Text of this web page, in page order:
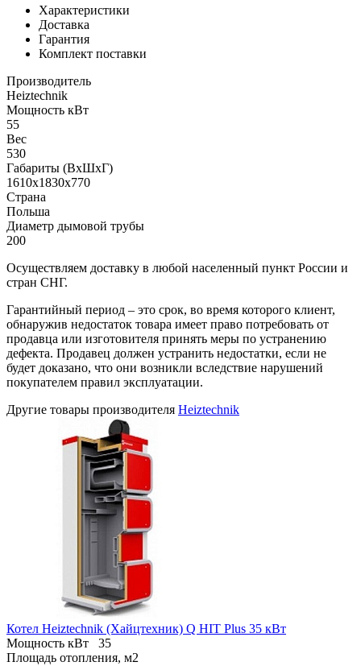
Характеристики
Доставка
Гарантия
Комплект поставки
Производитель
Heiztechnik
Мощность кВт
55
Вес
530
Габариты (ВхШхГ)
1610х1830х770
Страна
Польша
Диаметр дымовой трубы
200
Осуществляем доставку в любой населенный пункт России и
стран СНГ.
Гарантийный период – это срок, во время которого клиент,
обнаружив недостаток товара имеет право потребовать от
продавца или изготовителя принять меры по устранению
дефекта. Продавец должен устранить недостатки, если не
будет доказано, что они возникли вследствие нарушений
покупателем правил эксплуатации.
Другие товары производителя Heiztechnik
Котел Heiztechnik (Хайцтехник) Q HIT Plus 35 кВт
Мощность кВт
35
Площадь отопления, м2